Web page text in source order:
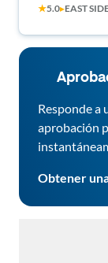
★5.0▸EAST
Responde a
aprobación
Obtener